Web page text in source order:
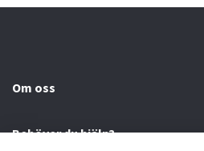
Om oss
Behöver du hjälp?